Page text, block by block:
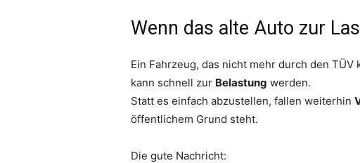
Wenn das alte Auto zur
Ein Fahrzeug, das nicht mehr durch den
kann schnell zur Belastung werden.
Statt es einfach abzustellen, fallen weiterhin
öffentlichem Grund steht.
Die gute Nachricht: